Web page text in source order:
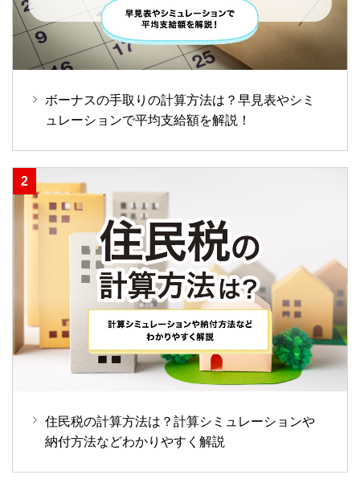
ボーナスの手取りの計算方法は？早見表やシミ
ュレーションで平均支給額を解説！
住民税の計算方法は？計算シミュレーションや
納付方法などわかりやすく解説